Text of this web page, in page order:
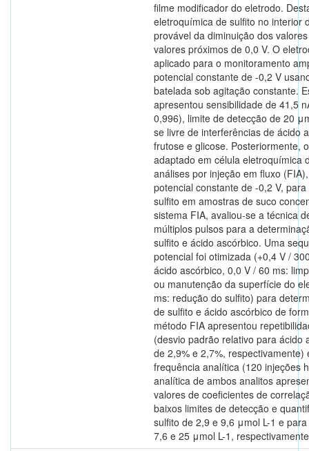
filme modificador do eletrodo.
eletroquímica de sulfito no interior
provável da diminuição dos
valores próximos de 0,0 V. O
aplicado para o monitoramento
potencial constante de -0,2 V
batelada sob agitação constante.
apresentou sensibilidade de 41,5
0,996), limite de detecção de 20
se livre de interferências de ácido
frutose e glicose. Posteriormente,
adaptado em célula eletroquímica
análises por injeção em fluxo
potencial constante de -0,2 V,
sulfito em amostras de suco
sistema FIA, avaliou-se a técnica
múltiplos pulsos para a
sulfito e ácido ascórbico. Uma
potencial foi otimizada (+0,4 V /
ácido ascórbico, 0,0 V / 60 ms:
ou manutenção da superfície do
ms: redução do sulfito) para
de sulfito e ácido ascórbico de
método FIA apresentou
(desvio padrão relativo para ácido
de 2,9% e 2,7%, respectivamente)
frequência analítica (120 injeções
analítica de ambos analitos
valores de coeficientes de
baixos limites de detecção e
sulfito de 2,9 e 9,6 μmol L-1 e
7,6 e 25 μmol L-1,